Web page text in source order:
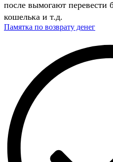
после вымогают перевести
кошелька и т.д.
Памятка по возврату денег